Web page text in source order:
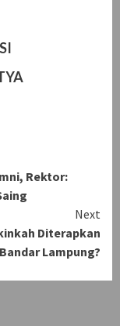
Rektor:
Next
Diterapkan
Lampung?